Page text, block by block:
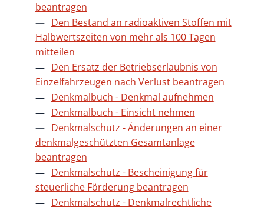
beantragen
Den Bestand an radioaktiven Stoffen mit
Halbwertszeiten von mehr als 100 Tagen
mitteilen
Den Ersatz der Betriebserlaubnis von
Einzelfahrzeugen nach Verlust beantragen
Denkmalbuch - Denkmal aufnehmen
Denkmalbuch - Einsicht nehmen
Denkmalschutz - Änderungen an einer
denkmalgeschützten Gesamtanlage
beantragen
Denkmalschutz - Bescheinigung für
steuerliche Förderung beantragen
Denkmalschutz - Denkmalrechtliche